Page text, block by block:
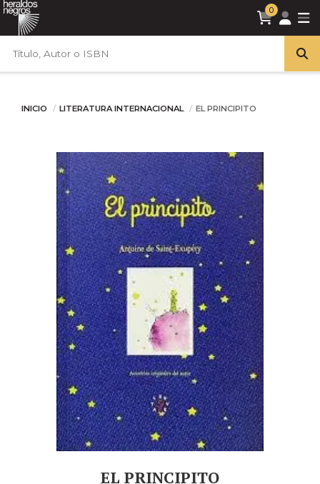
0
INICIO LITERATURA INTERNACIONAL EL PRINCIPITO
EL PRINCIPITO